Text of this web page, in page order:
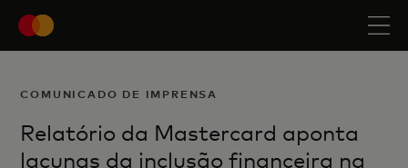
COMUNICADO DE IMPRENSA
Relatório da Mastercard aponta
lacunas da inclusão financeira na